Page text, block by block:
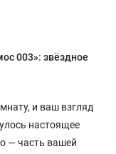
003»: звёздное
и ваш взгляд
настоящее
— часть вашей